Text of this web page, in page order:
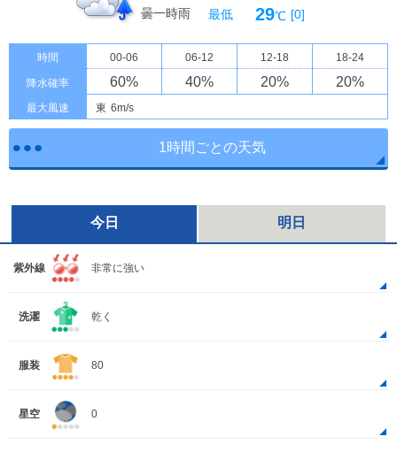
曇一時雨
最低
29℃ [0]
時間 00-06 06-12 12-18 18-24
降水確率 60% 40% 20% 20%
最大風速 東 6m/s
1時間ごとの天気
今日 明日
紫外線 非常に強い
洗濯 乾く
服装 80
星空 0